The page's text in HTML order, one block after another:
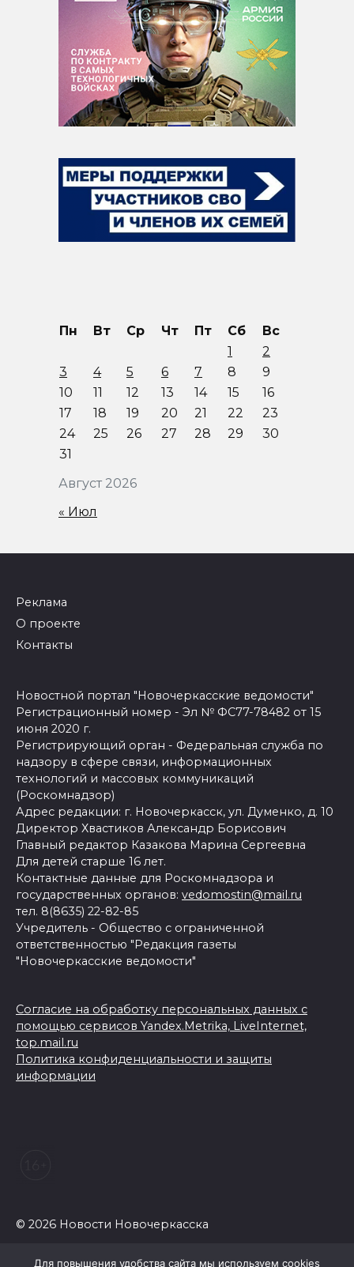
Август 2026
Пн Вт Ср Чт Пт Сб
Вс
1
2
3
4 5 6 7 8
9
10
11 12 13 14 15
16
17
18 19 20 21 22
23
24
25 26 27 28 29
30
31
« Июл
Реклама
О проекте
Контакты
Новостной портал "Новочеркасские ведомости"
Регистрационный номер - Эл № ФС77-78482 от 15
июня 2020 г.
Регистрирующий орган - Федеральная служба по
надзору в сфере связи, информационных
технологий и массовых коммуникаций
(Роскомнадзор)
Адрес редакции: г. Новочеркасск, ул. Думенко, д. 10
Директор Хвастиков Александр Борисович
Главный редактор Казакова Марина Сергеевна
Для детей старше 16 лет.
Контактные данные для Роскомнадзора и
государственных органов: vedomostin@mail.ru
тел. 8(8635) 22-82-85
Учредитель - Общество с ограниченной
ответственностью "Редакция газеты
"Новочеркасские ведомости"
Согласие на обработку персональных данных с
помощью сервисов Yandex.Metrika, LiveInternet,
top.mail.ru
Политика конфиденциальности и защиты
информации
© 2026 Новости Новочеркасска
Для повышения удобства сайта мы используем cookies